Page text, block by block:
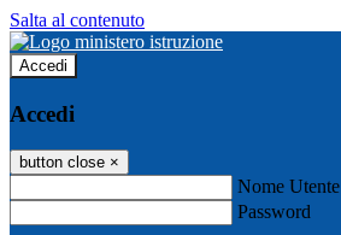
Salta al contenuto
Accedi
Accedi
button close ×
Nome Utente
Password